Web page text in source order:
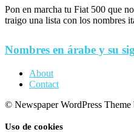
Pon en marcha tu Fiat 500 que
traigo una lista con los nombres
Nombres en árabe y su
About
Contact
© Newspaper WordPress
Uso de cookies